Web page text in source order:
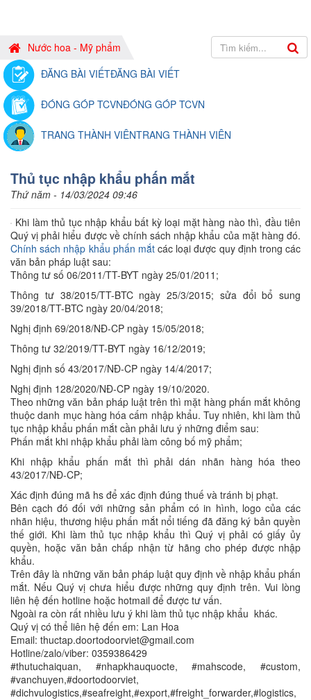
Nước hoa - Mỹ phẩm
ĐĂNG BÀI VIẾTĐĂNG BÀI VIẾT
ĐÓNG GÓP TCVNĐÓNG GÓP TCVN
TRANG THÀNH VIÊNTRANG THÀNH VIÊN
Thủ tục nhập khẩu phấn mắt
Thứ năm - 14/03/2024 09:46
Khi làm thủ tục nhập khẩu bất kỳ loại mặt hàng nào thì, đầu tiên
Quý vị phải hiểu được về chính sách nhập khẩu của mặt hàng đó.
Chính sách nhập khẩu phấn mắtcác loại được quy định trong các
văn bản pháp luật sau:
Thông tư số 06/2011/TT-BYT ngày 25/01/2011;
Thông tư 38/2015/TT-BTC ngày 25/3/2015; sửa đổi bổ sung
39/2018/TT-BTC ngày 20/04/2018;
Nghị định 69/2018/NĐ-CP ngày 15/05/2018;
Thông tư 32/2019/TT-BYT ngày 16/12/2019;
Nghị định số 43/2017/NĐ-CP ngày 14/4/2017;
Nghị định 128/2020/NĐ-CP ngày 19/10/2020.
Theo những văn bản pháp luật trên thì mặt hàng phấn mắt không
thuộc danh mục hàng hóa cấm nhập khẩu. Tuy nhiên, khi làm thủ
tục nhập khẩu phấn mắt cần phải lưu ý những điểm sau:
Phấn mắt khi nhập khẩu phải làm công bố mỹ phẩm;
Khi nhập khẩu phấn mắt thì phải dán nhãn hàng hóa theo
43/2017/NĐ-CP;
Xác định đúng mã hs để xác định đúng thuế và tránh bị phạt.
Bên cạch đó đối với những sản phẩm có in hình, logo của các
nhãn hiệu, thương hiệu phấn mắt nổi tiếng đã đăng ký bản quyền
thế giới. Khi làm thủ tục nhập khẩu thì Quý vị phải có giấy ủy
quyền, hoặc văn bản chấp nhận từ hãng cho phép được nhập
khẩu.
Trên đây là những văn bản pháp luật quy định về nhập khẩu phấn
mắt. Nếu Quý vị chưa hiểu được những quy định trên. Vui lòng
liên hệ đến hotline hoặc hotmail để được tư vấn.
Ngoài ra còn rất nhiều lưu ý khi làm thủ tục nhập khẩu khác.
Quý vị có thể liên hệ đến em: Lan Hoa
Email: thuctap.doortodoorviet@gmail.com
Hotline/zalo/viber: 0359386429
#thutuchaiquan, #nhapkhauquocte, #mahscode, #custom,
#vanchuyen,#doortodoorviet,
#dichvulogistics,#seafreight,#export,#freight_forwarder,#logistics,